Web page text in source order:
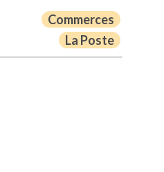
Commerces
La Poste